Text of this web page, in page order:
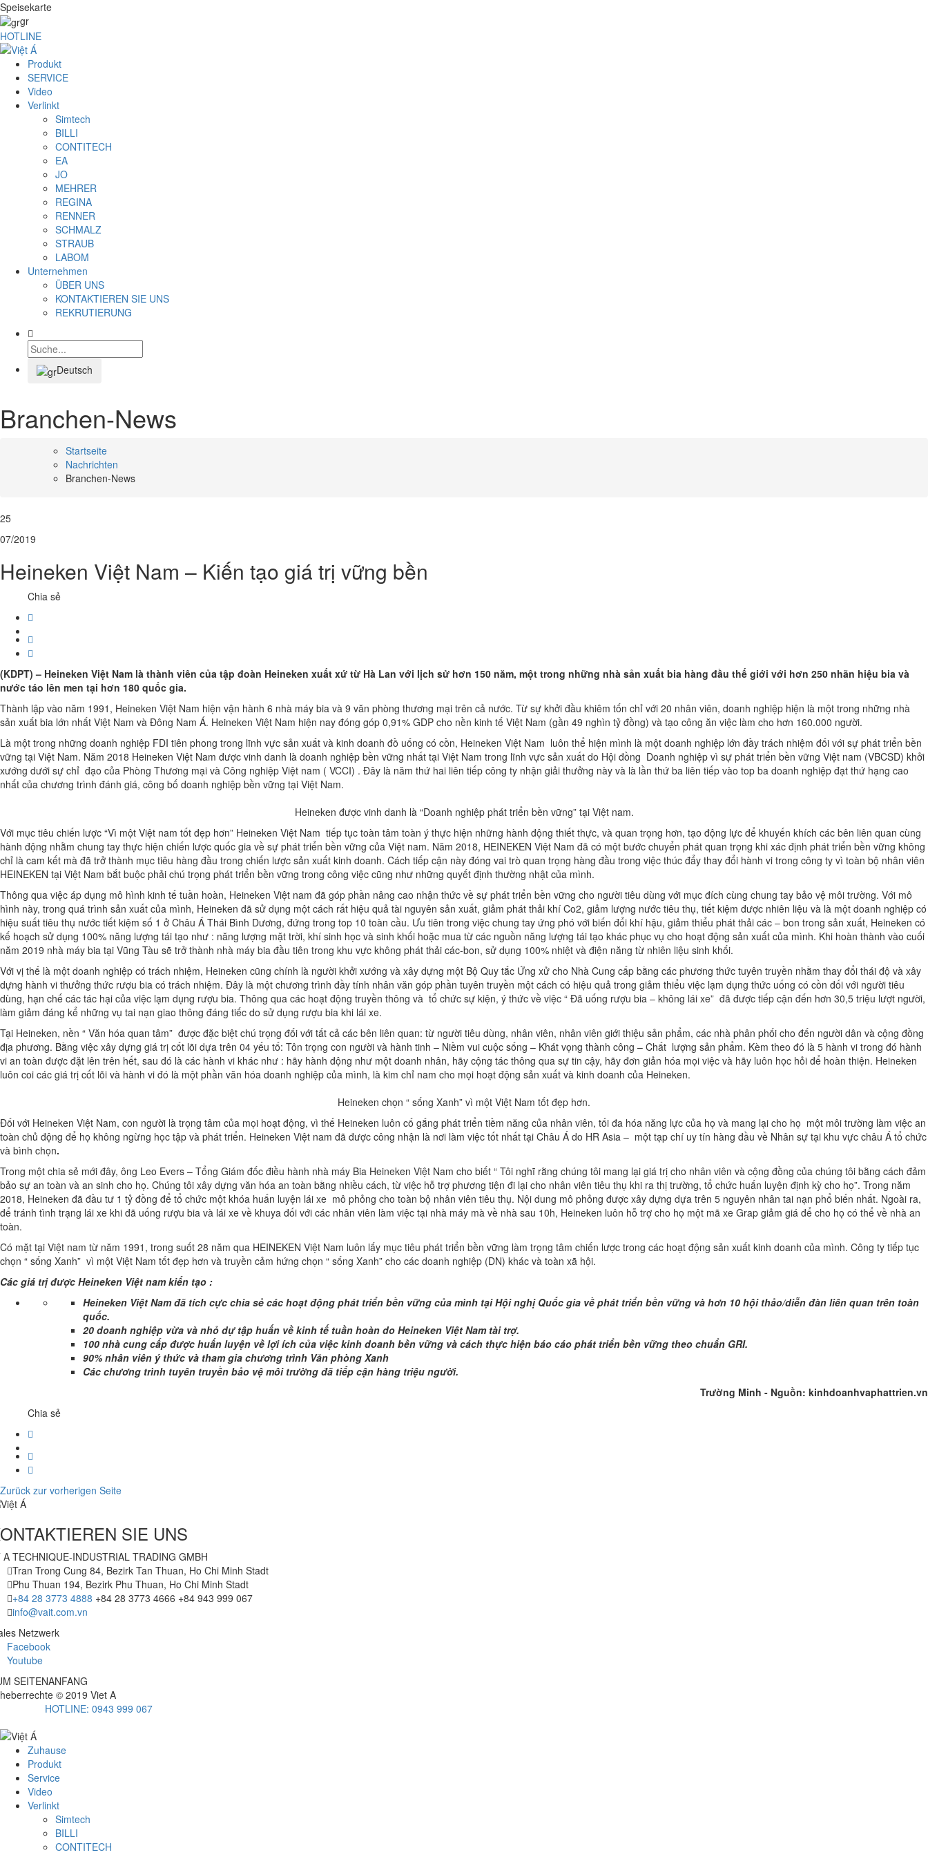
Speisekarte
gr
HOTLINE
Produkt
SERVICE
Video
Verlinkt
Simtech
BILLI
CONTITECH
EA
JO
MEHRER
REGINA
RENNER
SCHMALZ
STRAUB
LABOM
Unternehmen
ÜBER UNS
KONTAKTIEREN SIE UNS
REKRUTIERUNG
Deutsch
Branchen-News
Startseite
Nachrichten
Branchen-News
25
07/2019
Heineken Việt Nam – Kiến tạo giá trị vững bền
Chia sẻ
(KDPT) – Heineken Việt Nam là thành viên của tập đoàn Heineken xuất xứ từ Hà Lan với lịch sử hơn 150 năm, một trong những nhà sản xuất bia hàng đầu thế giới với hơn 250 nhãn hiệu bia và
nước táo lên men tại hơn 180 quốc gia.
Thành lập vào năm 1991, Heineken Việt Nam hiện vận hành 6 nhà máy bia và 9 văn phòng thương mại trên cả nước. Từ sự khởi đầu khiêm tốn chỉ với 20 nhân viên, doanh nghiệp hiện là một trong những nhà
sản xuất bia lớn nhất Việt Nam và Đông Nam Á. Heineken Việt Nam hiện nay đóng góp 0,91% GDP cho nền kinh tế Việt Nam (gần 49 nghìn tỷ đồng) và tạo công ăn việc làm cho hơn 160.000 người.
Là một trong những doanh nghiệp FDI tiên phong trong lĩnh vực sản xuất và kinh doanh đồ uống có cồn, Heineken Việt Nam luôn thể hiện mình là một doanh nghiệp lớn đầy trách nhiệm đối với sự phát triển bền
vững tại Việt Nam. Năm 2018 Heineken Việt Nam được vinh danh là doanh nghiệp bền vững nhất tại Việt Nam trong lĩnh vực sản xuất do Hội đồng Doanh nghiệp vì sự phát triển bền vững Việt nam (VBCSD) khởi
xướng dưới sự chỉ đạo của Phòng Thương mại và Công nghiệp Việt nam ( VCCI) . Đây là năm thứ hai liên tiếp công ty nhận giải thưởng này và là lần thứ ba liên tiếp vào top ba doanh nghiệp đạt thứ hạng cao
nhất của chương trình đánh giá, công bố doanh nghiệp bền vững tại Việt Nam.
Heineken được vinh danh là “Doanh nghiệp phát triển bền vững” tại Việt nam.
Với mục tiêu chiến lược “Vì một Việt nam tốt đẹp hơn” Heineken Việt Nam tiếp tục toàn tâm toàn ý thực hiện những hành động thiết thực, và quan trọng hơn, tạo động lực để khuyến khích các bên liên quan cùng
hành động nhằm chung tay thực hiện chiến lược quốc gia về sự phát triển bền vững của Việt nam. Năm 2018, HEINEKEN Việt Nam đã có một bước chuyển phát quan trọng khi xác định phát triển bền vững không
chỉ là cam kết mà đã trở thành mục tiêu hàng đầu trong chiến lược sản xuất kinh doanh. Cách tiếp cận này đóng vai trò quan trọng hàng đầu trong việc thúc đẩy thay đổi hành vi trong công ty vì toàn bộ nhân viên
HEINEKEN tại Việt Nam bắt buộc phải chú trọng phát triển bền vững trong công việc cũng như những quyết định thường nhật của mình.
Thông qua việc áp dụng mô hình kinh tế tuần hoàn, Heineken Việt nam đã góp phần nâng cao nhận thức về sự phát triển bền vững cho người tiêu dùng với mục đích cùng chung tay bảo vệ môi trường. Với mô
hình này, trong quá trình sản xuất của mình, Heineken đã sử dụng một cách rất hiệu quả tài nguyên sản xuất, giảm phát thải khí Co2, giảm lượng nước tiêu thụ, tiết kiệm được nhiên liệu và là một doanh nghiệp có
hiệu suất tiêu thụ nước tiết kiệm số 1 ở Châu Á Thái Bình Dương, đứng trong top 10 toàn cầu. Ưu tiên trong việc chung tay ứng phó với biến đổi khí hậu, giảm thiểu phát thải các – bon trong sản xuất, Heineken có
kế hoạch sử dụng 100% năng lượng tái tạo như : năng lượng mặt trời, khí sinh học và sinh khối hoặc mua từ các nguồn năng lượng tái tạo khác phục vụ cho hoạt động sản xuất của mình. Khi hoàn thành vào cuối
năm 2019 nhà máy bia tại Vũng Tàu sẽ trở thành nhà máy bia đầu tiên trong khu vực không phát thải các-bon, sử dụng 100% nhiệt và điện năng từ nhiên liệu sinh khối.
Với vị thế là một doanh nghiệp có trách nhiệm, Heineken cũng chính là người khởi xướng và xây dựng một Bộ Quy tắc Ứng xử cho Nhà Cung cấp bằng các phương thức tuyên truyền nhằm thay đổi thái độ và xây
dựng hành vi thưởng thức rượu bia có trách nhiệm. Đây là một chương trình đầy tính nhân văn góp phần tuyên truyền một cách có hiệu quả trong giảm thiểu việc lạm dụng thức uống có cồn đối với người tiêu
dùng, hạn chế các tác hại của việc lạm dụng rượu bia. Thông qua các hoạt động truyền thông và tổ chức sự kiện, ý thức về việc “ Đã uống rượu bia – không lái xe” đã được tiếp cận đến hơn 30,5 triệu lượt người,
làm giảm đáng kể những vụ tai nạn giao thông đáng tiếc do sử dụng rượu bia khi lái xe.
Tại Heineken, nền “ Văn hóa quan tâm” được đặc biệt chú trọng đối với tất cả các bên liên quan: từ người tiêu dùng, nhân viên, nhân viên giới thiệu sản phẩm, các nhà phân phối cho đến người dân và cộng đồng
địa phương. Bằng việc xây dựng giá trị cốt lõi dựa trên 04 yếu tố: Tôn trọng con người và hành tinh – Niềm vui cuộc sống – Khát vọng thành công – Chất lượng sản phẩm. Kèm theo đó là 5 hành vi trong đó hành
vi an toàn được đặt lên trên hết, sau đó là các hành vi khác như : hãy hành động như một doanh nhân, hãy cộng tác thông qua sự tin cậy, hãy đơn giản hóa mọi việc và hãy luôn học hỏi để hoàn thiện. Heineken
luôn coi các giá trị cốt lõi và hành vi đó là một phần văn hóa doanh nghiệp của mình, là kim chỉ nam cho mọi hoạt động sản xuất và kinh doanh của Heineken.
Heineken chọn “ sống Xanh” vì một Việt Nam tốt đẹp hơn.
Đối với Heineken Việt Nam, con người là trọng tâm của mọi hoạt động, vì thế Heineken luôn cố gắng phát triển tiềm năng của nhân viên, tối đa hóa năng lực của họ và mang lại cho họ một môi trường làm việc an
toàn chủ động để họ không ngừng học tập và phát triển. Heineken Việt nam đã được công nhận là nơi làm việc tốt nhất tại Châu Á do HR Asia – một tạp chí uy tín hàng đầu về Nhân sự tại khu vực châu Á tổ chức
và bình chọn.
Trong một chia sẻ mới đây, ông Leo Evers – Tổng Giám đốc điều hành nhà máy Bia Heineken Việt Nam cho biết “ Tôi nghĩ rằng chúng tôi mang lại giá trị cho nhân viên và cộng đồng của chúng tôi bằng cách đảm
bảo sự an toàn và an sinh cho họ. Chúng tôi xây dựng văn hóa an toàn bằng nhiều cách, từ việc hỗ trợ phương tiện đi lại cho nhân viên tiêu thụ khi ra thị trường, tổ chức huấn luyện định kỳ cho họ”. Trong năm
2018, Heineken đã đầu tư 1 tỷ đồng để tổ chức một khóa huấn luyện lái xe mô phỏng cho toàn bộ nhân viên tiêu thụ. Nội dung mô phỏng được xây dựng dựa trên 5 nguyên nhân tai nạn phổ biến nhất. Ngoài ra,
để tránh tình trạng lái xe khi đã uống rượu bia và lái xe về khuya đối với các nhân viên làm việc tại nhà máy mà về nhà sau 10h, Heineken luôn hỗ trợ cho họ một mã xe Grap giảm giá để cho họ có thể về nhà an
toàn.
Có mặt tại Việt nam từ năm 1991, trong suốt 28 năm qua HEINEKEN Việt Nam luôn lấy mục tiêu phát triển bền vững làm trọng tâm chiến lược trong các hoạt động sản xuất kinh doanh của mình. Công ty tiếp tục
chọn “ sống Xanh” vì một Việt Nam tốt đẹp hơn và truyền cảm hứng chọn “ sống Xanh” cho các doanh nghiệp (DN) khác và toàn xã hội.
Các giá trị được Heineken Việt nam kiến tạo :
Heineken Việt Nam đã tích cực chia sẻ các hoạt động phát triển bền vững của mình tại Hội nghị Quốc gia về phát triển bền vững và hơn 10 hội thảo/diễn đàn liên quan trên toàn
quốc.
20 doanh nghiệp vừa và nhỏ dự tập huấn về kinh tế tuần hoàn do Heineken Việt Nam tài trợ.
100 nhà cung cấp được huấn luyện về lợi ích của việc kinh doanh bền vững và cách thực hiện báo cáo phát triển bền vững theo chuẩn GRI.
90% nhân viên ý thức và tham gia chương trình Văn phòng Xanh
Các chương trình tuyên truyền bảo vệ môi trường đã tiếp cận hàng triệu người.
Trường Minh - Nguồn: kinhdoanhvaphattrien.vn
Chia sẻ
Zurück zur vorherigen Seite
SIE UNS
A TECHNIQUE-INDUSTRIAL TRADING GMBH
Tran Trong Cung 84, Bezirk Tan Thuan, Ho Chi Minh Stadt
Phu Thuan 194, Bezirk Phu Thuan, Ho Chi Minh Stadt
+84 28 3773 4888 +84 28 3773 4666 +84 943 999 067
info@vait.com.vn
Netzwerk
Facebook
Youtube
SEITENANFANG
© 2019 Viet A
HOTLINE: 0943 999 067
Zuhause
Produkt
Service
Video
Verlinkt
Simtech
BILLI
CONTITECH